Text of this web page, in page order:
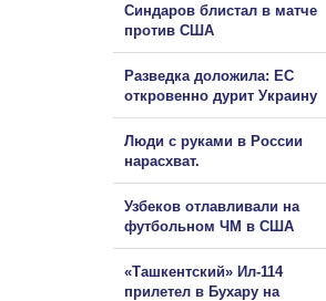
Синдаров блистал в матче
против США
Разведка доложила: ЕС
откровенно дурит Украину
Люди с руками в России
нарасхват.
Узбеков отлавливали на
футбольном ЧМ в США
«Ташкентский» Ил-114
прилетел в Бухару на